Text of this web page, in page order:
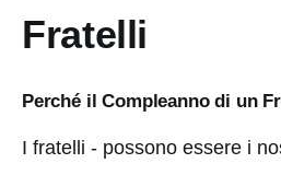
Fratelli
Perché il Compleanno di un
I fratelli - possono essere i